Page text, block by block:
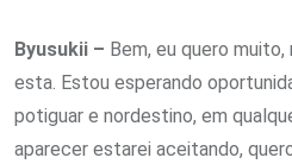
Byusukii – Bem, eu quero
esta. Estou esperando
potiguar e nordestino, em
aparecer estarei aceitando,